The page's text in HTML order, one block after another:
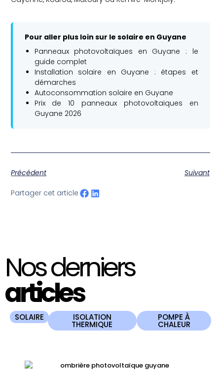
Pour aller plus loin sur le solaire en Guyane
Panneaux photovoltaïques en Guyane : le
guide complet
Installation solaire en Guyane : étapes et
démarches
Autoconsommation solaire en Guyane
Prix de 10 panneaux photovoltaïques en
Guyane 2026
Précédent Suivant
Partager cet article
Nos derniers
articles
SOLAIRE ISOLATION
THERMIQUE
POMPE À
CHALEUR